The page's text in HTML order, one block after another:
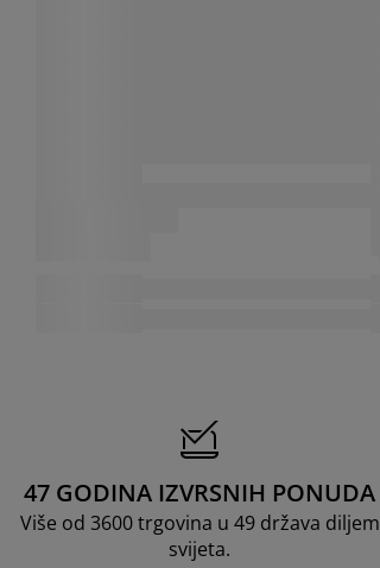
47 GODINA IZVRSNIH PONUDA
Više od 3600 trgovina u 49 država diljem
svijeta.